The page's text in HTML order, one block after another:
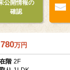
公開情報の
確認
万